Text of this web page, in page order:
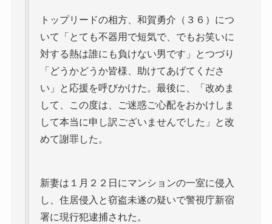
トップリードの相方、和賀勇介（３６）につ
いて「とても不器用で短気で、でもお笑いに
対する熱は誰にも負けない男です」とつづり
「どうかどうか皆様、助けてあげてくださ
い」と応援を呼びかけた。最後に、「改めま
して、この度は、ご迷惑ご心配をおかけしま
して本当に申し訳ございませんでした」と改
めて謝罪した。
新妻は１月２２日にマンションの一室に侵入
し、住居侵入と窃盗未遂の疑いで警視庁新宿
署に現行犯逮捕された。